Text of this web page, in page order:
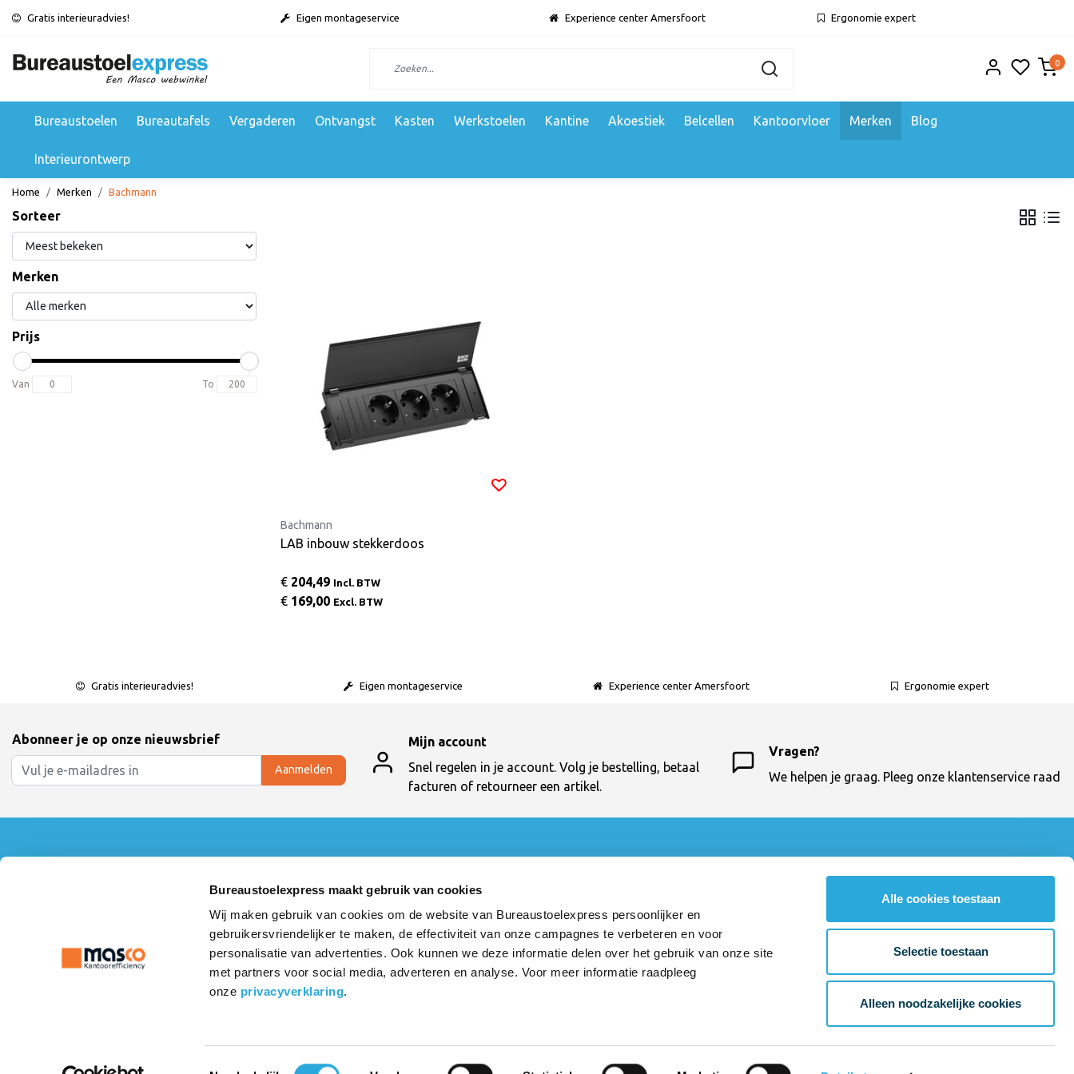
Bureaustoelexpress maakt gebruik van cookies
Wij maken gebruik van cookies om de website van Bureaustoelexpress persoonlijker en
gebruikersvriendelijker te maken, de effectiviteit van onze campagnes te verbeteren en voor
personalisatie van advertenties. Ook kunnen we deze informatie delen over het gebruik van onze site
met partners voor social media, adverteren en analyse. Voor meer informatie raadpleeg
onze privacyverklaring.
Toestemmingsselectie
Alle cookies toestaan
Selectie toestaan
Alleen noodzakelijke cookies
Gratis interieuradvies! Eigen montageservice Experience center Amersfoort Ergonomie expert
0
Bureaustoelen Bureautafels Vergaderen Ontvangst Kasten Werkstoelen Kantine Akoestiek Belcellen Kantoorvloer Merken Blog
Interieurontwerp
Home Merken Bachmann
Sorteer
Merken
Prijs
Van To
Bachmann
LAB inbouw stekkerdoos
€ 204,49 Incl. BTW
€ 169,00 Excl. BTW
Gratis interieuradvies! Eigen montageservice Experience center Amersfoort Ergonomie expert
Abonneer je op onze nieuwsbrief
Aanmelden
Mijn account
Snel regelen in je account. Volg je bestelling, betaal
facturen of retourneer een artikel.
Vragen?
We helpen je graag. Pleeg onze klantenservice raad
Linkpartners
Betaalmethoden
Inloggen
Mijn verlanglijst
Vergelijk producten
Vergaderen
Ontvangst
Kasten
Werkstoelen
033 - 460 64 10
klantenservice@bureaustoelexpress.nl
3812 RN Amersfoort
BTW-number: NL804037589.B01